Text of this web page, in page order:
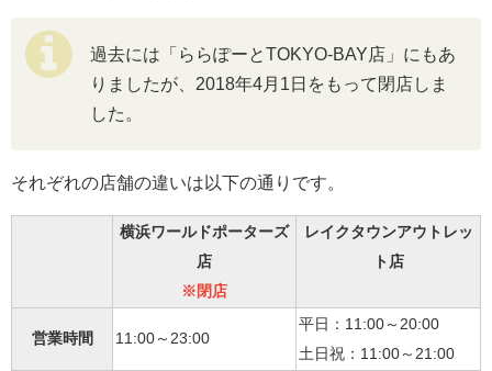
過去には「ららぽーとTOKYO-BAY店」にもあ
りましたが、2018年4月1日をもって閉店しま
した。
それぞれの店舗の違いは以下の通りです。
横浜ワールドポーターズ
店
※閉店
レイクタウンアウトレッ
ト店
営業時間 11:00～23:00
平日：11:00～20:00
土日祝：11:00～21:00